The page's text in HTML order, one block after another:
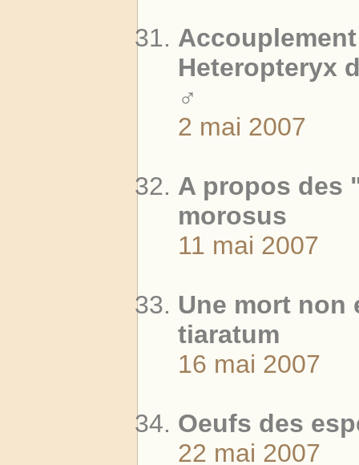
Heteropteryx
♂
2 mai 2007
A propos des
morosus
11 mai 2007
Une mort non
tiaratum
16 mai 2007
Oeufs des
22 mai 2007